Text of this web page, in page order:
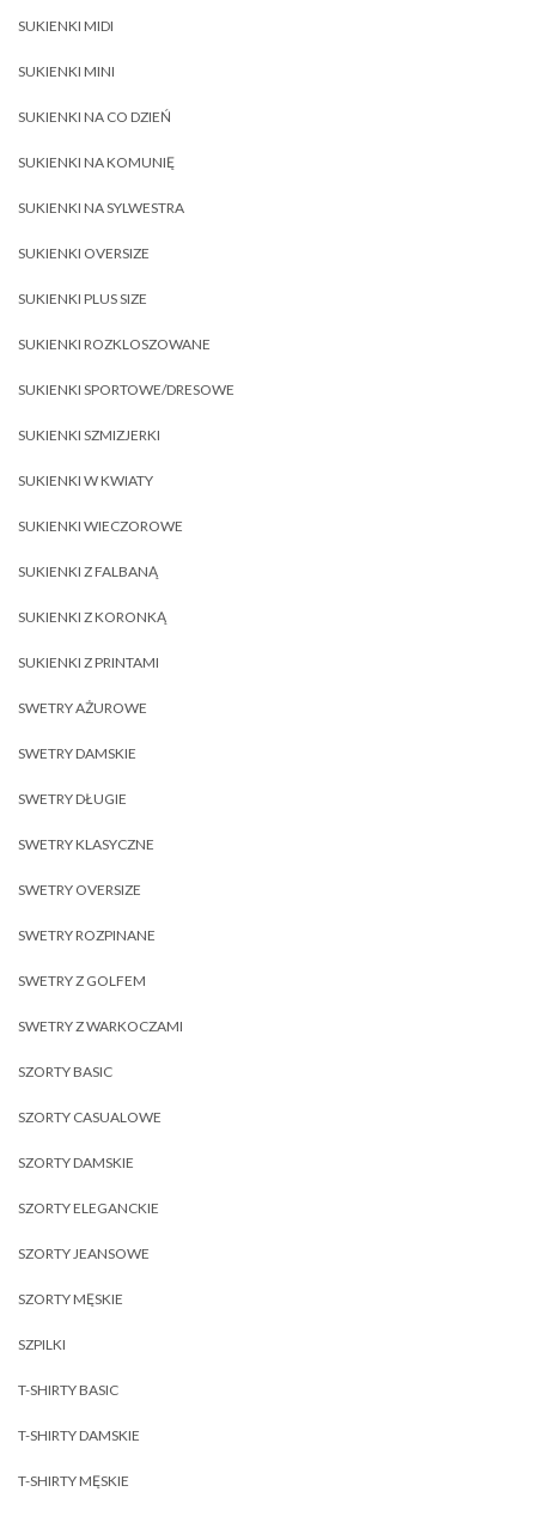
SUKIENKI MIDI
SUKIENKI MINI
SUKIENKI NA CO DZIEŃ
SUKIENKI NA KOMUNIĘ
SUKIENKI NA SYLWESTRA
SUKIENKI OVERSIZE
SUKIENKI PLUS SIZE
SUKIENKI ROZKLOSZOWANE
SUKIENKI SPORTOWE/DRESOWE
SUKIENKI SZMIZJERKI
SUKIENKI W KWIATY
SUKIENKI WIECZOROWE
SUKIENKI Z FALBANĄ
SUKIENKI Z KORONKĄ
SUKIENKI Z PRINTAMI
SWETRY AŻUROWE
SWETRY DAMSKIE
SWETRY DŁUGIE
SWETRY KLASYCZNE
SWETRY OVERSIZE
SWETRY ROZPINANE
SWETRY Z GOLFEM
SWETRY Z WARKOCZAMI
SZORTY BASIC
SZORTY CASUALOWE
SZORTY DAMSKIE
SZORTY ELEGANCKIE
SZORTY JEANSOWE
SZORTY MĘSKIE
SZPILKI
T-SHIRTY BASIC
T-SHIRTY DAMSKIE
T-SHIRTY MĘSKIE